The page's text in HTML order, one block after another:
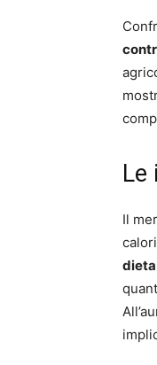
Le
Il